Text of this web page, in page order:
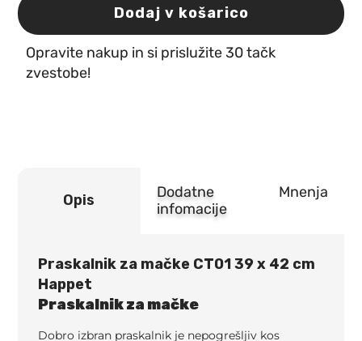
CT01
39
42
cm
Dodaj v košarico
Opravite nakup in si prislužite 30 tačk
zvestobe!
Opis
Dodatne
infomacije
Mnenja
Praskalnik za mačke CT01 39 x 42 cm
Happet
Praskalnik za mačke
Dobro izbran praskalnik je nepogrešljiv kos